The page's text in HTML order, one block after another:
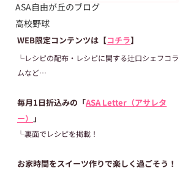
ASA自由が丘のブログ
高校野球
WEB限定コンテンツは【コチラ】
└レシピの配布・レシピに関する辻口シェフコラ
ムなど…
毎月1日折込みの「ASA Letter（アサレタ
ー） 」
└裏面でレシピを掲載！
お家時間をスイーツ作りで楽しく過ごそう！